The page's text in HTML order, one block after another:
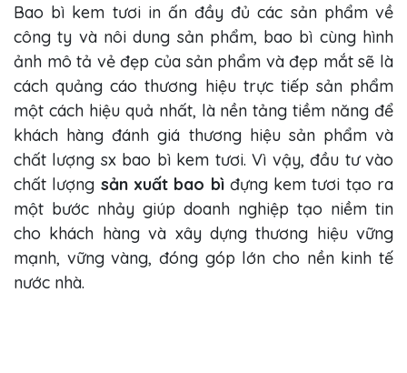
Bao bì kem tươi in ấn đầy đủ các sản phẩm về
công ty và nôi dung sản phẩm, bao bì cùng hình
ảnh mô tả vẻ đẹp của sản phẩm và đẹp mắt sẽ là
cách quảng cáo thương hiệu trực tiếp sản phẩm
một cách hiệu quả nhất, là nền tảng tiềm năng để
khách hàng đánh giá thương hiệu sản phẩm và
chất lượng sx bao bì kem tươi. Vì vậy, đầu tư vào
chất lượng sản xuất bao bì đựng kem tươi tạo ra
một bước nhảy giúp doanh nghiệp tạo niềm tin
cho khách hàng và xây dựng thương hiệu vững
mạnh, vững vàng, đóng góp lớn cho nền kinh tế
nước nhà.